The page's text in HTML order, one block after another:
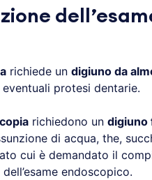
richiede un digiuno da
protesi dentarie.
richiedono un digiuno
di acqua, the,
cui è demandato il
endoscopico.